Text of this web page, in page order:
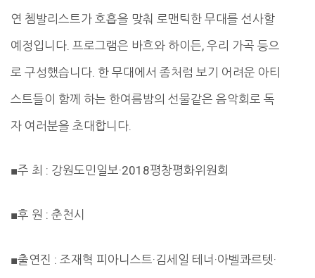
연 쳄발리스트가 호흡을 맞춰 로맨틱한 무대를 선사할
예정입니다. 프로그램은 바흐와 하이든, 우리 가곡 등으
로 구성했습니다. 한 무대에서 좀처럼 보기 어려운 아티
스트들이 함께 하는 한여름밤의 선물같은 음악회로 독
자 여러분을 초대합니다.
■주 최 : 강원도민일보·2018평창평화위원회
■후 원 : 춘천시
■출연진 : 조재혁 피아니스트·김세일 테너·아벨콰르텟·